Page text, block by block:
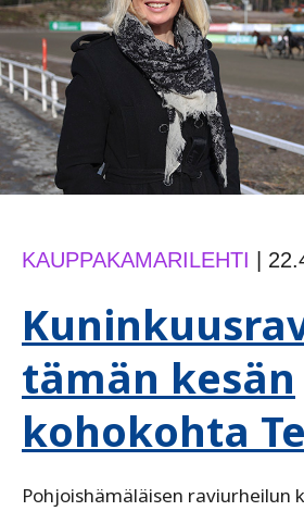
KAUPPAKAMARILEHTI |
tämän kesän
kohokohta
Pohjoishämäläisen raviurheilun